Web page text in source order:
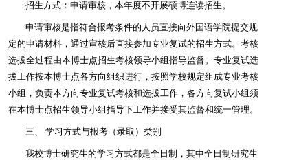
招生方式：申请审核，本年度不开展硕博连读招生。
申请审核是指符合报考条件的人员直接向外国语学院提交规
定的申请材料，通过审核后直接参加专业复试的招生方式。考核
选拔全过程由本博士点招生考核领导小组指导监督。专业复试选
拔工作按本博士点各方向组织进行，按照学校规定组成专业考核
小组，负责本方向专业复试考核和选拔工作，各方向复试小组须
在本博士点招生领导小组指导下工作并接受其监督和统一管理。
三、学习方式与报考（录取）类别
我校博士研究生的学习方式都是全日制，其中全日制研究生